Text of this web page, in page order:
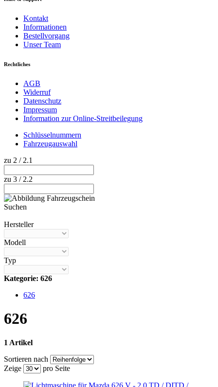
Kontakt
Informationen
Bestellvorgang
Unser Team
Rechtliches
AGB
Widerruf
Datenschutz
Impressum
Information zur Online-Streitbeilegung
Schlüsselnummern
Fahrzeugauswahl
zu 2 / 2.1
zu 3 / 2.2
Suchen
Hersteller
Modell
Typ
Kategorie: 626
626
626
1 Artikel
Sortieren nach
Zeige
pro Seite